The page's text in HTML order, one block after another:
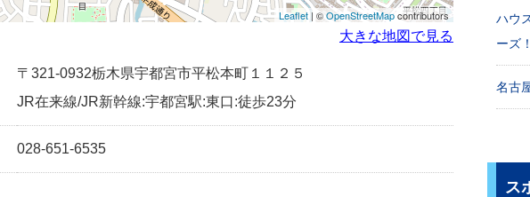
Leaflet | ©OpenStreetMapcontributors
大きな地図で見る
〒321-0932栃木県宇都宮市平松本町１１２５
JR在来線/JR新幹線:宇都宮駅:東口:徒歩23分
028-651-6535
ハウ
ーズ！
名古
ス